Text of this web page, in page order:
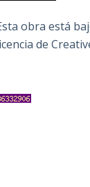
obra está
de